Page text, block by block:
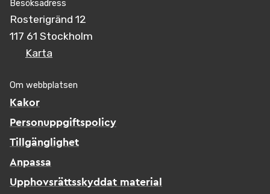
Besöksadress
Rosterigränd 12
117 61 Stockholm
Karta
Om webbplatsen
Kakor
Personuppgiftspolicy
Tillgänglighet
Anpassa
Upphovsrättsskyddat material